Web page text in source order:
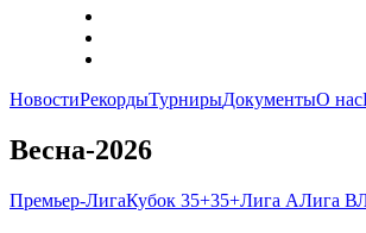
НовостиРекордыТурнирыДокументыО нас
Весна-2026
Премьер-ЛигаКубок 35+35+Лига АЛига В